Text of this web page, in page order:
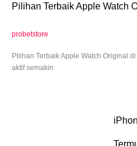
Pilihan Terbaik Apple Watch
probetstore
Pilihan Terbaik Apple Watch Original
aktif semakin